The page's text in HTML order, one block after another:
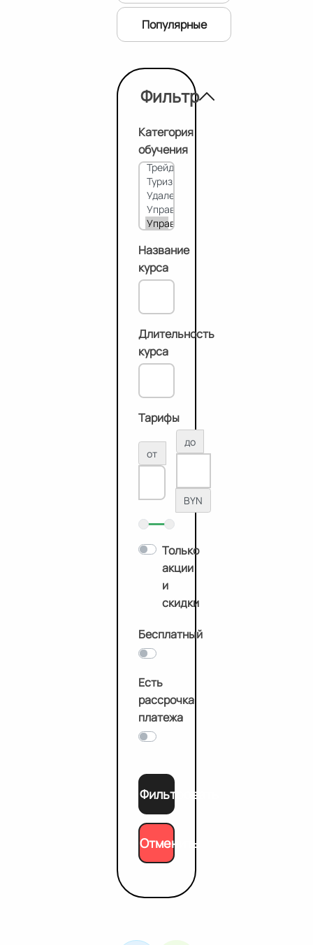
Популярные
Фильтр
Категория
обучения
Название
курса
Длительность
курса
Тарифы
от
до
BYN
Только
акции
и
скидки
Бесплатный
Есть
рассрочка
платежа
Фильтровать
Отменить